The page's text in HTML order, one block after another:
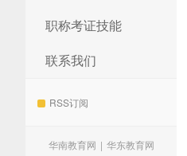
职称考证技能
联系我们
RSS订阅
华南教育网 | 华东教育网